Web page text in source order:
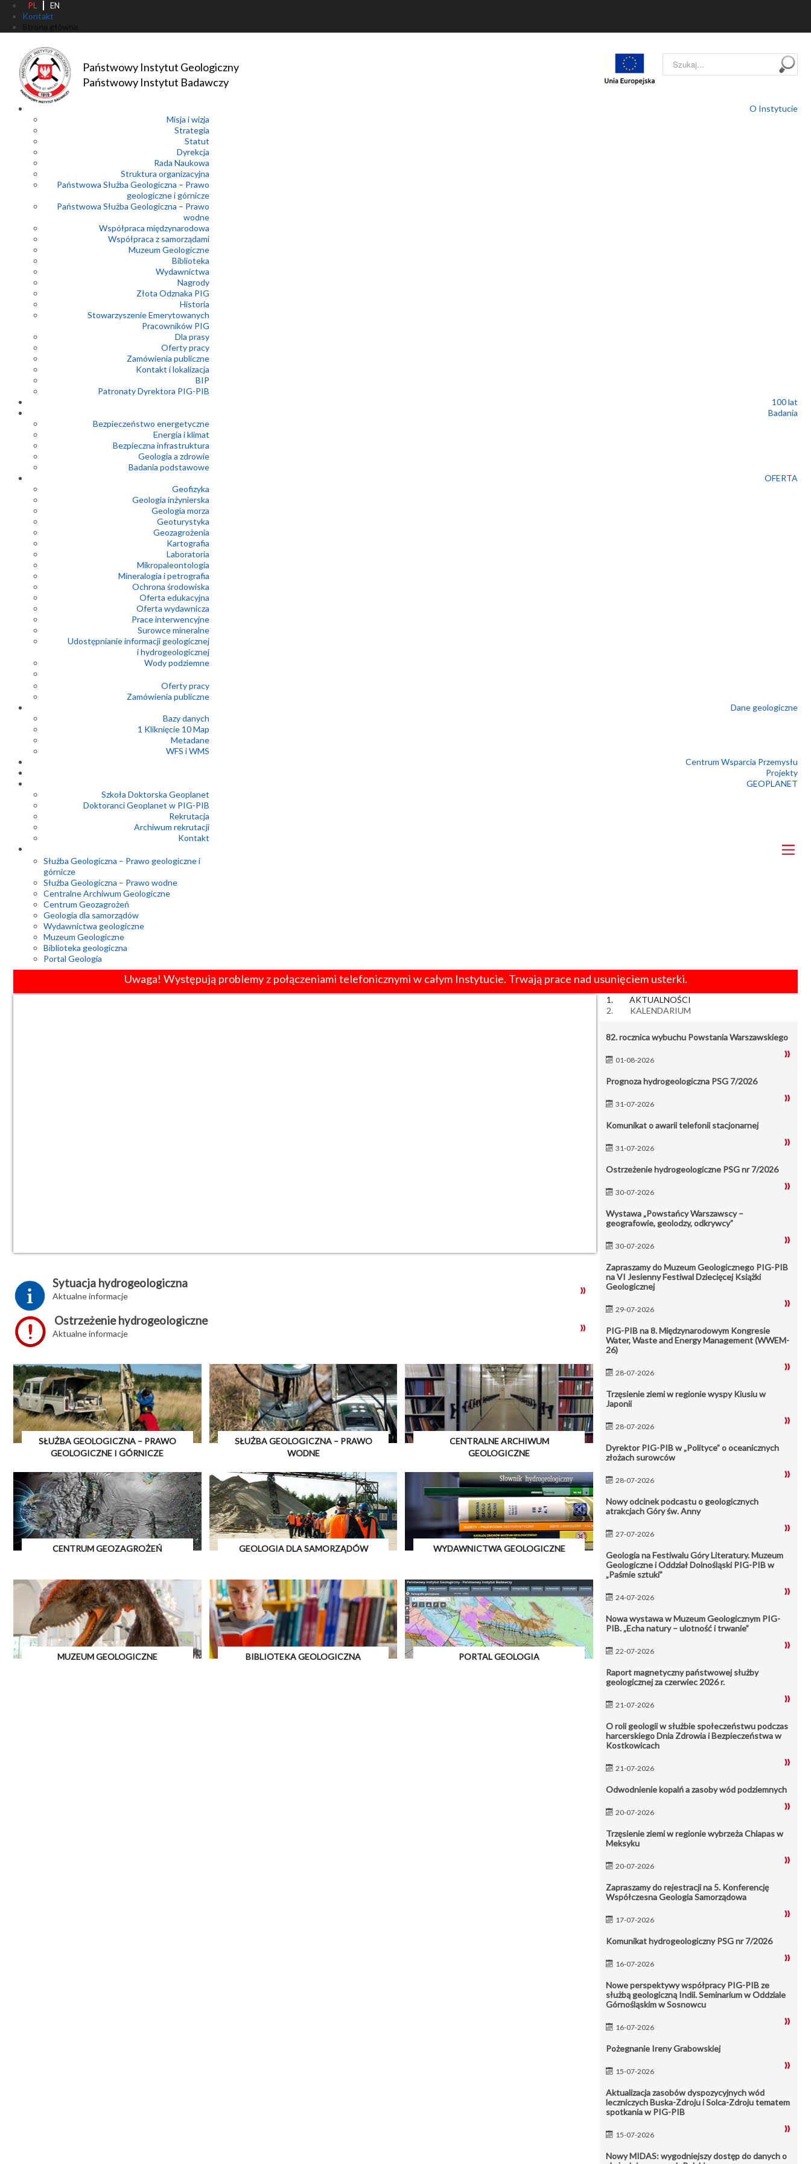
PL EN
Kontakt
Państwowy Instytut Geologiczny
Państwowy Instytut Badawczy
Szukaj...
O Instytucie
Misja i wizja
Strategia
Statut
Dyrekcja
Rada Naukowa
Struktura organizacyjna
Państwowa Służba Geologiczna – Prawo
geologiczne i górnicze
Państwowa Służba Geologiczna – Prawo
wodne
Współpraca międzynarodowa
Współpraca z samorządami
Muzeum Geologiczne
Biblioteka
Wydawnictwa
Nagrody
Złota Odznaka PIG
Historia
Stowarzyszenie Emerytowanych
Pracowników PIG
Dla prasy
Oferty pracy
Zamówienia publiczne
Kontakt i lokalizacja
BIP
Patronaty Dyrektora PIG-PIB
100 lat
Badania
Bezpieczeństwo energetyczne
Energia i klimat
Bezpieczna infrastruktura
Geologia a zdrowie
Badania podstawowe
OFERTA
Geofizyka
Geologia inżynierska
Geologia morza
Geoturystyka
Geozagrożenia
Kartografia
Laboratoria
Mikropaleontologia
Mineralogia i petrografia
Ochrona środowiska
Oferta edukacyjna
Oferta wydawnicza
Prace interwencyjne
Surowce mineralne
Udostępnianie informacji geologicznej
i hydrogeologicznej
Wody podziemne
Oferty pracy
Zamówienia publiczne
Dane geologiczne
Bazy danych
1 Kliknięcie 10 Map
Metadane
WFS i WMS
Centrum Wsparcia Przemysłu
Projekty
GEOPLANET
Szkoła Doktorska Geoplanet
Doktoranci Geoplanet w PIG-PIB
Rekrutacja
Archiwum rekrutacji
Kontakt
Służba Geologiczna – Prawo geologiczne i
górnicze
Służba Geologiczna – Prawo wodne
Centralne Archiwum Geologiczne
Centrum Geozagrożeń
Geologia dla samorządów
Wydawnictwa geologiczne
Muzeum Geologiczne
Biblioteka geologiczna
Portal Geologia
Uwaga! Występują problemy z połączeniami telefonicznymi w całym Instytucie. Trwają prace nad usunięciem usterki.
Sytuacja hydrogeologiczna
Aktualne informacje
Ostrzeżenie hydrogeologiczne
Aktualne informacje
SŁUŻBA GEOLOGICZNA – PRAWO
GEOLOGICZNE I GÓRNICZE
SŁUŻBA GEOLOGICZNA – PRAWO
WODNE
CENTRALNE ARCHIWUM
GEOLOGICZNE
CENTRUM GEOZAGROŻEŃ GEOLOGIA DLA SAMORZĄDÓW WYDAWNICTWA GEOLOGICZNE
MUZEUM GEOLOGICZNE BIBLIOTEKA GEOLOGICZNA PORTAL GEOLOGIA
AKTUALNOŚCI
KALENDARIUM
82. rocznica wybuchu Powstania Warszawskiego
01-08-2026
Prognoza hydrogeologiczna PSG 7/2026
31-07-2026
Komunikat o awarii telefonii stacjonarnej
31-07-2026
Ostrzeżenie hydrogeologiczne PSG nr 7/2026
30-07-2026
Wystawa „Powstańcy Warszawscy –
geografowie, geolodzy, odkrywcy”
30-07-2026
Zapraszamy do Muzeum Geologicznego PIG-PIB
na VI Jesienny Festiwal Dziecięcej Książki
Geologicznej
29-07-2026
PIG-PIB na 8. Międzynarodowym Kongresie
Water, Waste and Energy Management (WWEM-
26)
28-07-2026
Trzęsienie ziemi w regionie wyspy Kiusiu w
Japonii
28-07-2026
Dyrektor PIG-PIB w „Polityce” o oceanicznych
złożach surowców
28-07-2026
Nowy odcinek podcastu o geologicznych
atrakcjach Góry św. Anny
27-07-2026
Geologia na Festiwalu Góry Literatury. Muzeum
Geologiczne i Oddział Dolnośląski PIG-PIB w
„Paśmie sztuki”
24-07-2026
Nowa wystawa w Muzeum Geologicznym PIG-
PIB. „Echa natury – ulotność i trwanie”
22-07-2026
Raport magnetyczny państwowej służby
geologicznej za czerwiec 2026 r.
21-07-2026
O roli geologii w służbie społeczeństwu podczas
harcerskiego Dnia Zdrowia i Bezpieczeństwa w
Kostkowicach
21-07-2026
Odwodnienie kopalń a zasoby wód podziemnych
20-07-2026
Trzęsienie ziemi w regionie wybrzeża Chiapas w
Meksyku
20-07-2026
Zapraszamy do rejestracji na 5. Konferencję
Współczesna Geologia Samorządowa
17-07-2026
Komunikat hydrogeologiczny PSG nr 7/2026
16-07-2026
Nowe perspektywy współpracy PIG-PIB ze
służbą geologiczną Indii. Seminarium w Oddziale
Górnośląskim w Sosnowcu
16-07-2026
Pożegnanie Ireny Grabowskiej
15-07-2026
Aktualizacja zasobów dyspozycyjnych wód
leczniczych Buska-Zdroju i Solca-Zdroju tematem
spotkania w PIG-PIB
15-07-2026
Nowy MIDAS: wygodniejszy dostęp do danych o